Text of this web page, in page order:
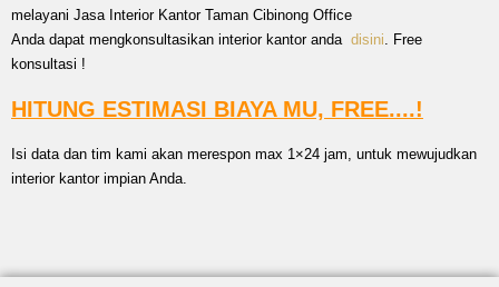
melayani Jasa Interior Kantor Taman Cibinong Office
Anda dapat mengkonsultasikan interior kantor anda disini. Free
konsultasi !
HITUNG ESTIMASI BIAYA MU, FREE....!
Isi data dan tim kami akan merespon max 1×24 jam, untuk mewujudkan
interior kantor impian Anda.